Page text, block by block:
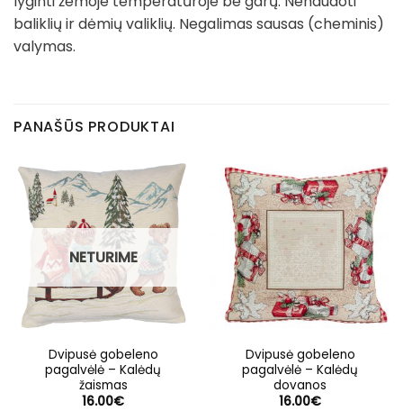
baliklių ir dėmių valiklių. Negalimas sausas (cheminis)
valymas.
PANAŠŪS PRODUKTAI
NETURIME
Dvipusė gobeleno
pagalvėlė – Kalėdų
žaismas
16.00€
Dvipusė gobeleno
pagalvėlė – Kalėdų
dovanos
16.00€